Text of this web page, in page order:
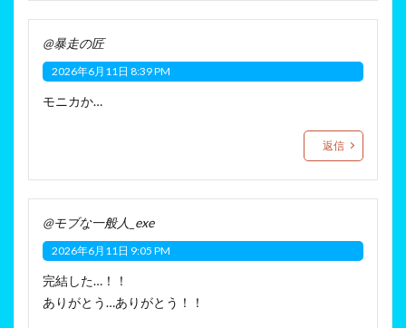
@暴走の匠
2026年6月11日 8:39 PM
モニカか…
返信
@モブな一般人_exe
2026年6月11日 9:05 PM
完結した…！！
ありがとう…ありがとう！！